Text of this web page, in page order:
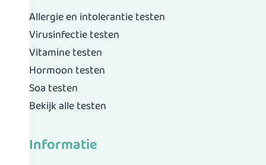
Allergie en intolerantie testen
Virusinfectie testen
Vitamine testen
Hormoon testen
Soa testen
Bekijk alle testen
Informatie